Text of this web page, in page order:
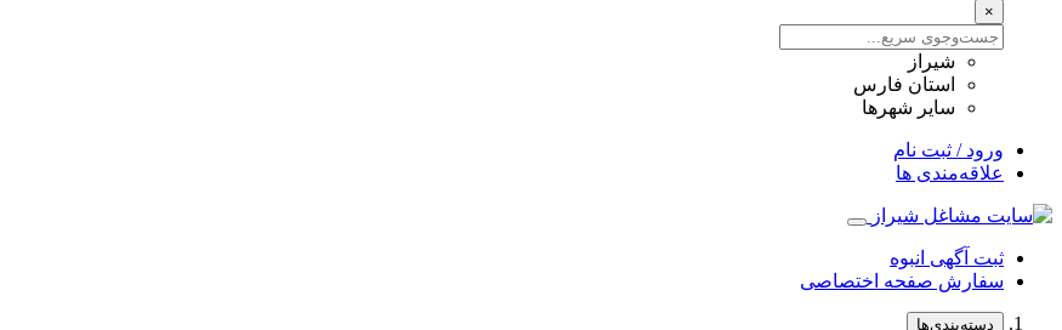
×
شیراز
استان فارس
سایر شهرها
ورود / ثبت نام
علاقه‌مندی ها
ثبت آگهی انبوه
سفارش صفحه اختصاصی
دسته‌بندی‌ها